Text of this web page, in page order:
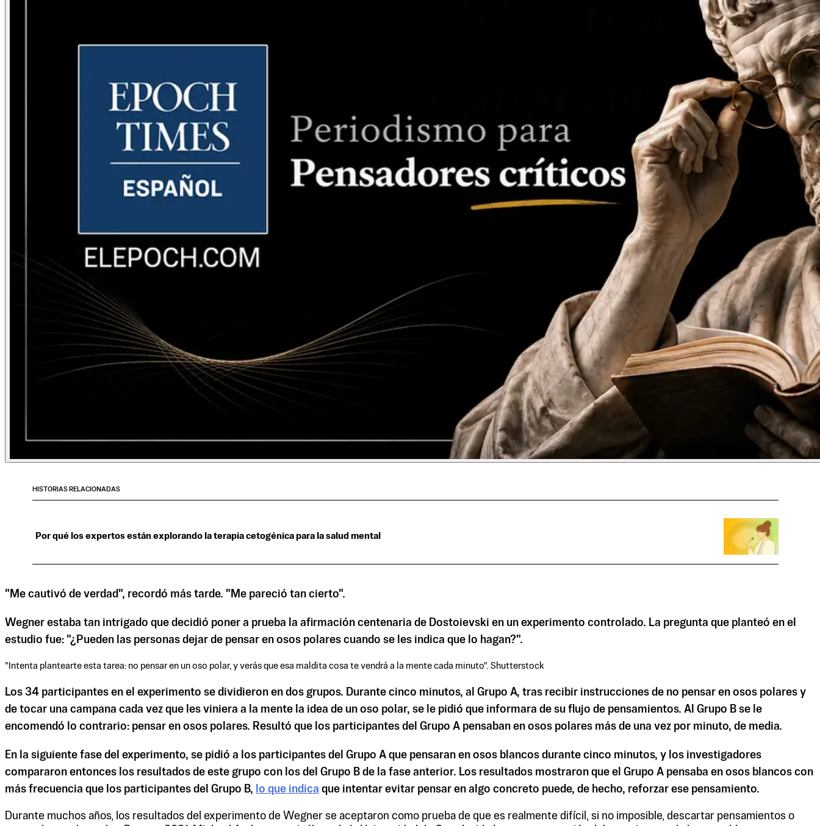
HISTORIAS RELACIONADAS
Por qué los expertos están explorando la terapia cetogénica para la salud mental
"Me cautivó de verdad", recordó más tarde. "Me pareció tan cierto".
Wegner estaba tan intrigado que decidió poner a prueba la afirmación centenaria de Dostoievski en un experimento controlado. La pregunta que planteó en el
estudio fue: "¿Pueden las personas dejar de pensar en osos polares cuando se les indica que lo hagan?".
"Intenta plantearte esta tarea: no pensar en un oso polar, y verás que esa maldita cosa te vendrá a la mente cada minuto". Shutterstock
Los 34 participantes en el experimento se dividieron en dos grupos. Durante cinco minutos, al Grupo A, tras recibir instrucciones de no pensar en osos polares y
de tocar una campana cada vez que les viniera a la mente la idea de un oso polar, se le pidió que informara de su flujo de pensamientos. Al Grupo B se le
encomendó lo contrario: pensar en osos polares. Resultó que los participantes del Grupo A pensaban en osos polares más de una vez por minuto, de media.
En la siguiente fase del experimento, se pidió a los participantes del Grupo A que pensaran en osos blancos durante cinco minutos, y los investigadores
compararon entonces los resultados de este grupo con los del Grupo B de la fase anterior. Los resultados mostraron que el Grupo A pensaba en osos blancos con
más frecuencia que los participantes del Grupo B, lo que indica que intentar evitar pensar en algo concreto puede, de hecho, reforzar ese pensamiento.
Durante muchos años, los resultados del experimento de Wegner se aceptaron como prueba de que es realmente difícil, si no imposible, descartar pensamientos o